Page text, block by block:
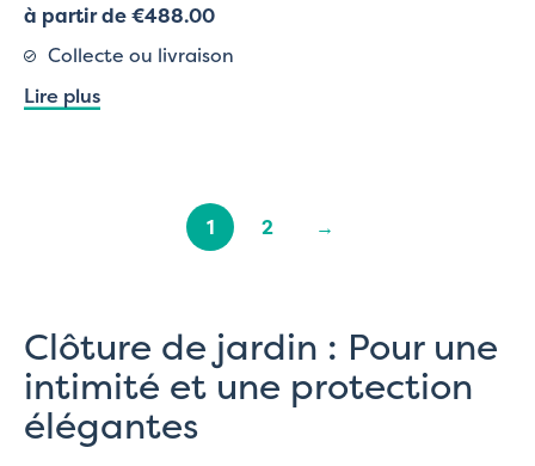
à partir de €488.00
Collecte ou livraison
Lire plus
1 2 →
Clôture de jardin : Pour une
intimité et une protection
élégantes